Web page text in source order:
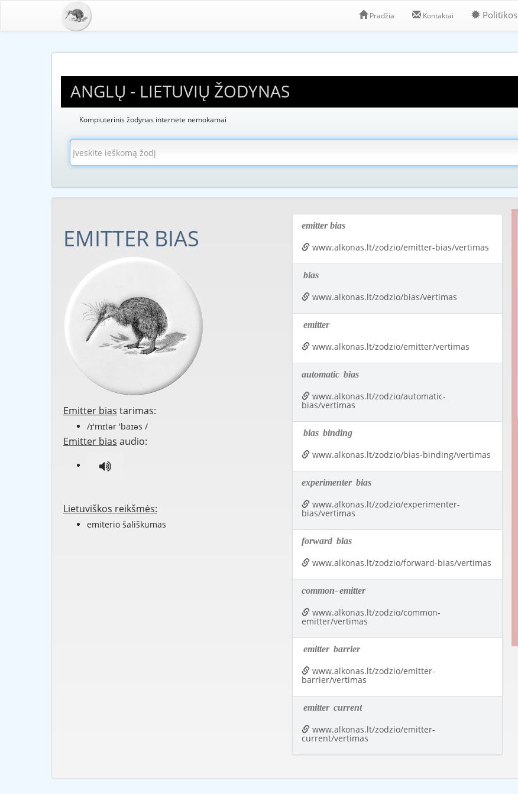
Pradžia Kontaktai Politikos
ANGLŲ - LIETUVIŲ ŽODYNAS
Kompiuterinis žodynas internete nemokamai
EMITTER BIAS
Emitter bias tarimas:
/ɪ'mɪtər 'baɪəs /
Emitter bias audio:
Lietuviškos reikšmės:
emiterio šališkumas
emitter bias
www.alkonas.lt/zodzio/emitter-bias/vertimas
bias
www.alkonas.lt/zodzio/bias/vertimas
emitter
www.alkonas.lt/zodzio/emitter/vertimas
automatic bias
www.alkonas.lt/zodzio/automatic-
bias/vertimas
bias binding
www.alkonas.lt/zodzio/bias-binding/vertimas
experimenter bias
www.alkonas.lt/zodzio/experimenter-
bias/vertimas
forward bias
www.alkonas.lt/zodzio/forward-bias/vertimas
common-emitter
www.alkonas.lt/zodzio/common-
emitter/vertimas
emitter barrier
www.alkonas.lt/zodzio/emitter-
barrier/vertimas
emitter current
www.alkonas.lt/zodzio/emitter-
current/vertimas